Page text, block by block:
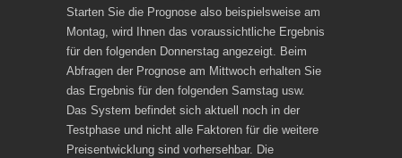
Starten Sie die Prognose also beispielsweise am
Montag, wird Ihnen das voraussichtliche Ergebnis
für den folgenden Donnerstag angezeigt. Beim
Abfragen der Prognose am Mittwoch erhalten Sie
das Ergebnis für den folgenden Samstag usw.
Das System befindet sich aktuell noch in der
Testphase und nicht alle Faktoren für die weitere
Preisentwicklung sind vorhersehbar. Die